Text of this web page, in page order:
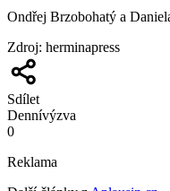
Ondřej Brzobohatý a
Zdroj: herminapress
Sdílet
Dennívýzva
0
Reklama